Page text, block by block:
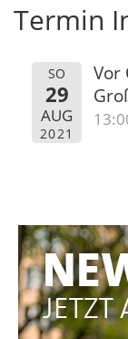
Termin
SO
29
AUG
2021
Vor